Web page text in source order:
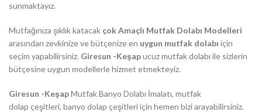
sunmaktayız.
Mutfağınıza şıklık katacak çok Amaçlı Mutfak Dolabı Modelleri
arasından zevkinize ve bütçenize en uygun mutfak dolabı için
seçim yapabilirsiniz. Giresun -Keşapucuz mutfak dolabı ile sizlerin
bütçesine uygun modellerle hizmet etmekteyiz.
Giresun -KeşapMutfak Banyo Dolabı İmalatı, mutfak
dolap çeşitleri, banyo dolap çeşitleri için hemen bizi arayabilirsiniz.